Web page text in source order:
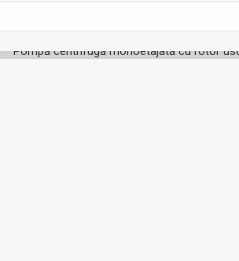
Pompă centrifugă monoetajată cu rotor